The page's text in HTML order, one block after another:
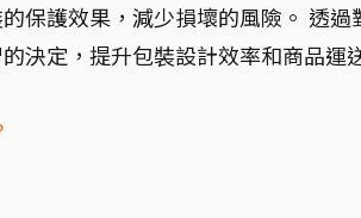
保護效果，減少損壞的風險。 透過
決定，提升包裝設計效率和商品運